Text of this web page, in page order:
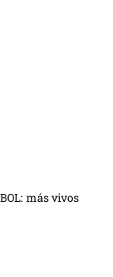
más vivos